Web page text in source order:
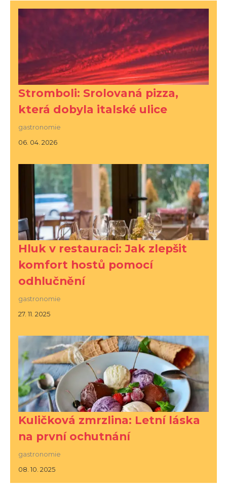
Stromboli: Srolovaná pizza,
která dobyla italské ulice
gastronomie
06. 04. 2026
Hluk v restauraci: Jak zlepšit
komfort hostů pomocí
odhlučnění
gastronomie
27. 11. 2025
Kuličková zmrzlina: Letní láska
na první ochutnání
gastronomie
08. 10. 2025